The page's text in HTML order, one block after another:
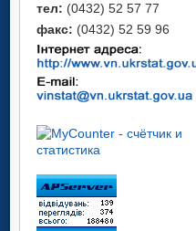
тел: (0432) 52 57 77
факс: (0432) 52 59 96